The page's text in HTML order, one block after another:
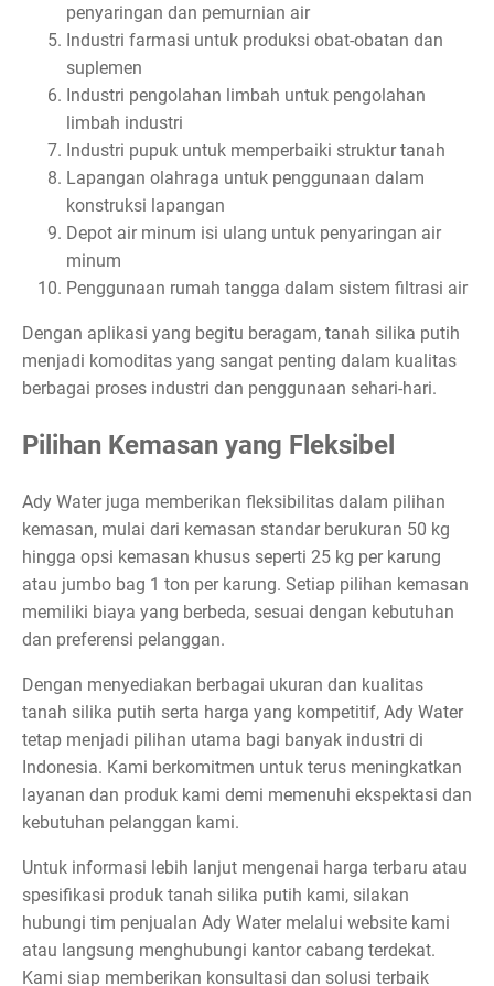
penyaringan dan pemurnian air
Industri farmasi untuk produksi obat-obatan dan
suplemen
Industri pengolahan limbah untuk pengolahan
limbah industri
Industri pupuk untuk memperbaiki struktur tanah
Lapangan olahraga untuk penggunaan dalam
konstruksi lapangan
Depot air minum isi ulang untuk penyaringan air
minum
Penggunaan rumah tangga dalam sistem filtrasi air
Dengan aplikasi yang begitu beragam, tanah silika putih
menjadi komoditas yang sangat penting dalam kualitas
berbagai proses industri dan penggunaan sehari-hari.
Pilihan Kemasan yang Fleksibel
Ady Water juga memberikan fleksibilitas dalam pilihan
kemasan, mulai dari kemasan standar berukuran 50 kg
hingga opsi kemasan khusus seperti 25 kg per karung
atau jumbo bag 1 ton per karung. Setiap pilihan kemasan
memiliki biaya yang berbeda, sesuai dengan kebutuhan
dan preferensi pelanggan.
Dengan menyediakan berbagai ukuran dan kualitas
tanah silika putih serta harga yang kompetitif, Ady Water
tetap menjadi pilihan utama bagi banyak industri di
Indonesia. Kami berkomitmen untuk terus meningkatkan
layanan dan produk kami demi memenuhi ekspektasi dan
kebutuhan pelanggan kami.
Untuk informasi lebih lanjut mengenai harga terbaru atau
spesifikasi produk tanah silika putih kami, silakan
hubungi tim penjualan Ady Water melalui website kami
atau langsung menghubungi kantor cabang terdekat.
Kami siap memberikan konsultasi dan solusi terbaik